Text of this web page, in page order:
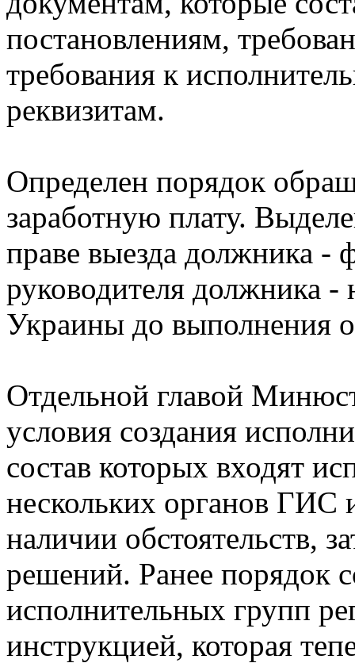
постановлениям,
требования к
реквизитам.
Определен порядок
заработную плату.
праве выезда должника -
руководителя должника -
Украины до выполнения
Отдельной главой
условия создания
состав которых входят
нескольких органов ГИС
наличии обстоятельств,
решений. Ранее порядок
исполнительных групп
инструкцией, которая